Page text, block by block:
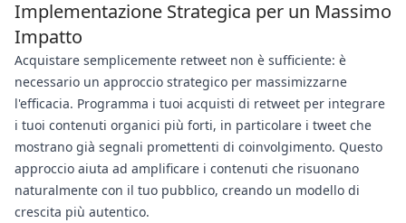
Implementazione Strategica per un Massimo
Impatto
Acquistare semplicemente retweet non è sufficiente: è
necessario un approccio strategico per massimizzarne
l'efficacia. Programma i tuoi acquisti di retweet per integrare
i tuoi contenuti organici più forti, in particolare i tweet che
mostrano già segnali promettenti di coinvolgimento. Questo
approccio aiuta ad amplificare i contenuti che risuonano
naturalmente con il tuo pubblico, creando un modello di
crescita più autentico.